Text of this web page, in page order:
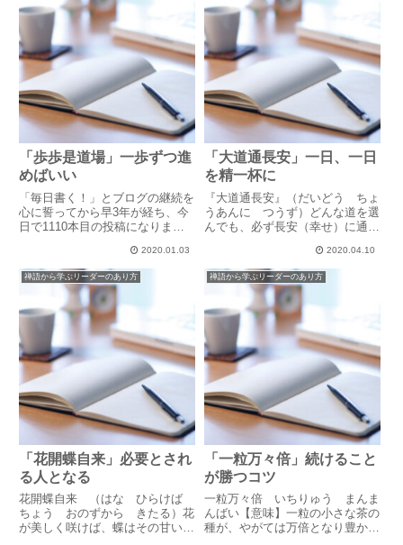
「歩歩是道場」一歩ずつ進
めばいい
「毎日書く！」とブログの継続を
心に誓ってから早3年が経ち、今
日で1110本目の投稿になりま
「よく書く事あるね」などと友人
に言われたりもしますが、「続け
る！」と心に誓い、いえ、公言し
てしまった以上、格好つけの私
と...
2020.01.03
「大道通長安」一日、一日
を精一杯に
『大道通長安』（だいどう ちょ
うあんに つうず）どんな道を選
んでも、必ず長安（幸せ）に通じ
国の都で、唐の時代には世界最大
都市となり、当時、幸せの象徴と
言われていたようです。ですか
ら、長安に通ず＝幸せに通ずとな
る...
2020.04.10
禅語から学ぶリーダーのあり方
「花開蝶自来」必要とされ
る人となる
花開蝶自来 （はな ひらけば
ちょう おのずから きたる）花
が美しく咲けば、蝶はその甘い蜜
禅語から学ぶリーダーのあり方
「一粒万々倍」続けること
が勝つコツ
一粒万々倍 いちりゅう まんま
んばい【意味】一粒の小さな茶の
種が、やがては万倍となり豊かな